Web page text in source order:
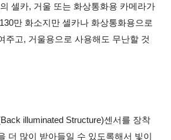
셀카, 거울 또는 화상통화용 카메라가
만 화소지만 셀카나 화상통화용으로
주고, 거울용으로 사용해도 무난할 것
illuminated Structure)센서를 장착
더 많이 받아들일 수 있도록해서 빛이